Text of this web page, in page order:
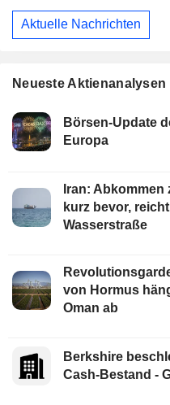
Aktuelle Nachrichten
Neueste Aktienanalysen
Börsen-Update
Europa
Iran:
kurz bevor,
Wasserstraße
von Hormus
Oman ab
Berkshire
Cash-Bestand -